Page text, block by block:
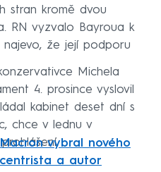
stran kromě dvou
RN vyzvalo Bayroua k
že její podporu
Michela
4. prosince vyslovil
kabinet deset dní s
chce v lednu v
Macron vybral nového
centrista a autor